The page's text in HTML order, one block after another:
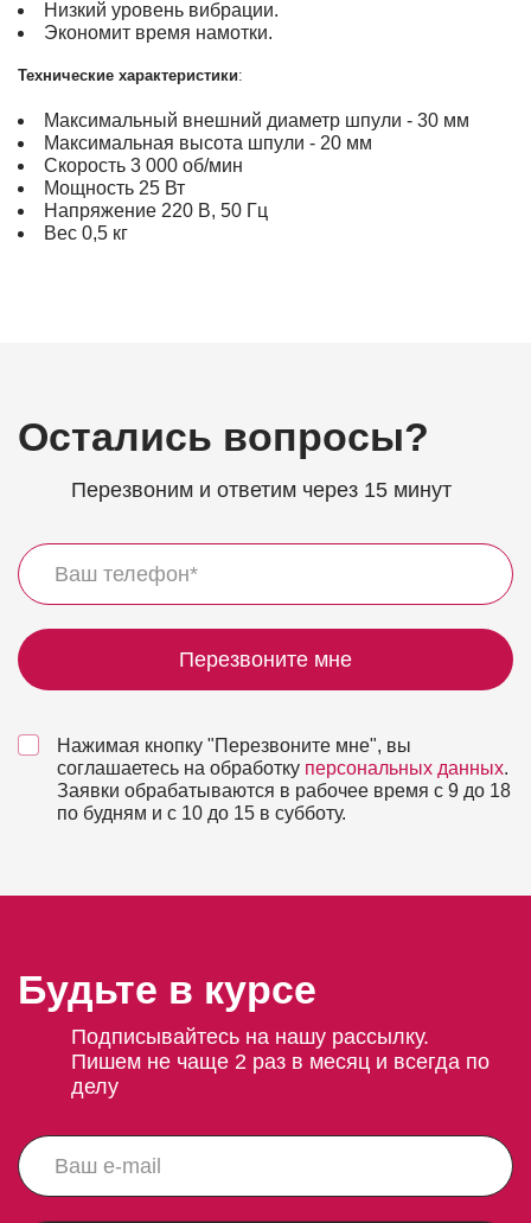
Низкий уровень вибрации.
Экономит время намотки.
Технические характеристики:
Максимальный внешний диаметр шпули - 30 мм
Максимальная высота шпули - 20 мм
Скорость 3 000 об/мин
Мощность 25 Вт
Напряжение 220 В, 50 Гц
Вес 0,5 кг
Остались вопросы?
Перезвоним и ответим через 15 минут
Перезвоните мне
Нажимая кнопку "Перезвоните мне", вы
соглашаетесь на обработку персональных данных.
Заявки обрабатываются в рабочее время с 9 до 18
по будням и с 10 до 15 в субботу.
Будьте в курсе
Подписывайтесь на нашу рассылку.
Пишем не чаще 2 раз в месяц и всегда по
делу